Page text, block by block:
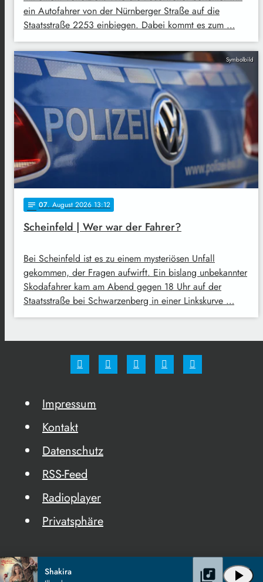
ein Autofahrer von der Nürnberger Straße auf die
Staatsstraße 2253 einbiegen. Dabei kommt es zum …
Symbolbild
notes 07. August 2026 13:12
Scheinfeld | Wer war der Fahrer?
Bei Scheinfeld ist es zu einem mysteriösen Unfall
gekommen, der Fragen aufwirft. Ein bislang unbekannter
Skodafahrer kam am Abend gegen 18 Uhr auf der
Staatsstraße bei Schwarzenberg in einer Linkskurve …
Impressum
Kontakt
Datenschutz
RSS-Feed
Radioplayer
Privatsphäre
Shakira play_arrow
library_music